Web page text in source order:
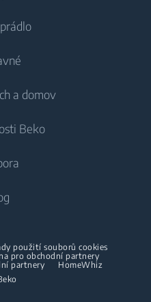
s mrazákem
pračky
lednice
s mrazákem
a domov
vysavače
Beko
použití souborů cookies
pro obchodní partnery
partnery
HomeWhiz